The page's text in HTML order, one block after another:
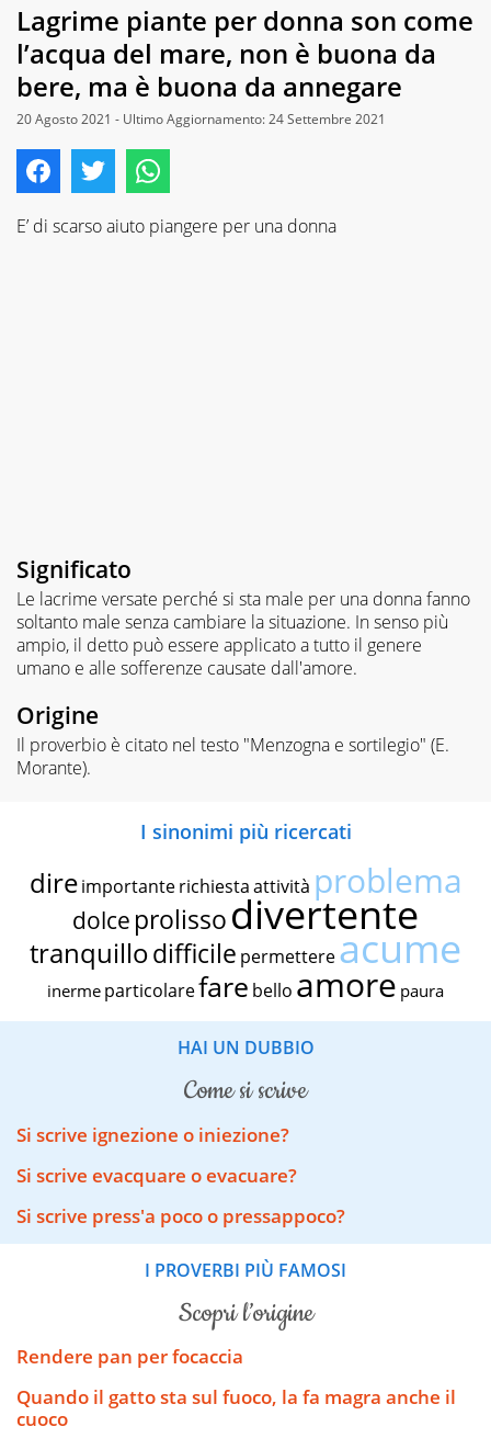
Lagrime piante per donna son come
l’acqua del mare, non è buona da
bere, ma è buona da annegare
20 Agosto 2021 - Ultimo Aggiornamento: 24 Settembre 2021
E’ di scarso aiuto piangere per una donna
Significato
Le lacrime versate perché si sta male per una donna fanno
soltanto male senza cambiare la situazione. In senso più
ampio, il detto può essere applicato a tutto il genere
umano e alle sofferenze causate dall'amore.
Origine
Il proverbio è citato nel testo "Menzogna e sortilegio" (E.
Morante).
I sinonimi più ricercati
dire importante richiestaattività problema
dolce prolissodivertente
tranquillodifficile permettereacume
inerme particolarefare bello amore paura
HAI UN DUBBIO
come si scrive
Si scrive ignezione o iniezione?
Si scrive evacquare o evacuare?
Si scrive press'a poco o pressappoco?
I PROVERBI PIÙ FAMOSI
scopri l’origine
Rendere pan per focaccia
Quando il gatto sta sul fuoco, la fa magra anche il
cuoco